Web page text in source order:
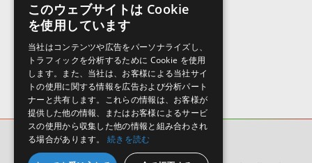
表示順
DeeTrimX
ENGLISH
このウェブサイトは Cookie
を使用しています
当社はコンテンツや広告をパーソナライズし、
トラフィックを分析するために Cookie を使用
します。また、当社は、お客様による当社サイ
トの使用に関する情報を広告および分析パート
ナーと共有します。これらの情報は、お客様が
提供した他の情報、またはお客様によるサービ
スの使用から収集した他の情報と組み合わされ
る場合があります。
続きを読む